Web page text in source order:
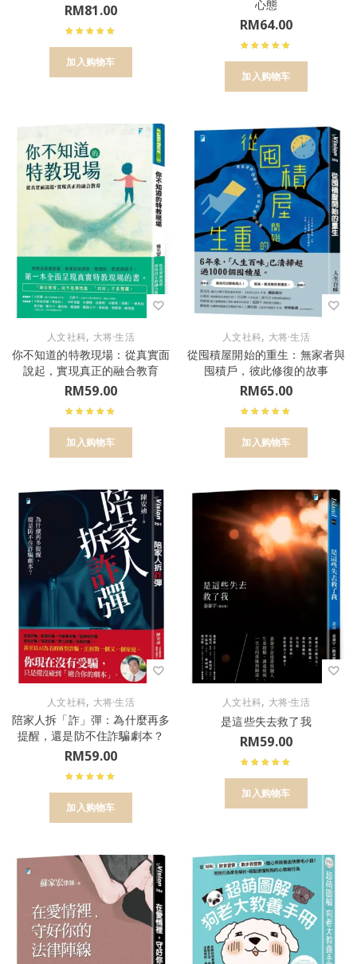
RM81.00
加入购物车
心態
RM64.00
加入购物车
人文社科, 大将·生活
你不知道的特教現場：從真實面
說起，實現真正的融合教育
RM59.00
加入购物车
人文社科, 大将·生活
從囤積屋開始的重生：無家者與
囤積戶，彼此修復的故事
RM65.00
加入购物车
人文社科, 大将·生活
陪家人拆「詐」彈：為什麼再多
提醒，還是防不住詐騙劇本？
RM59.00
加入购物车
人文社科, 大将·生活
是這些失去救了我
RM59.00
加入购物车